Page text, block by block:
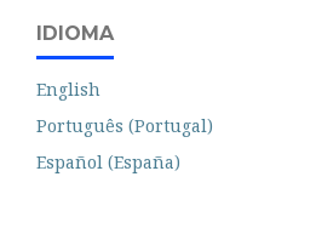
IDIOMA
English
Português (Portugal)
Español (España)